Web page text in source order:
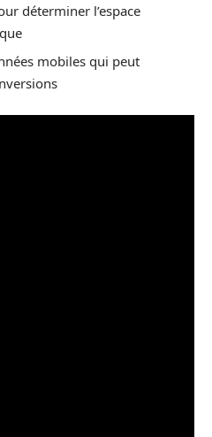
déterminer l’espace
mobiles qui peut